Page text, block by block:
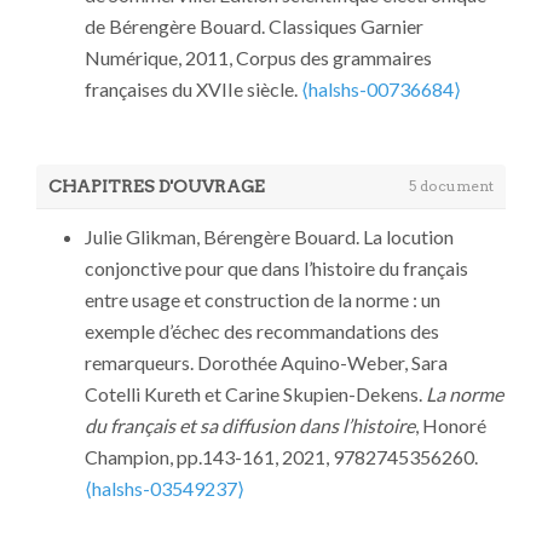
L'information
grammaticale
, 2008, Les locutions
prépositionnelles en sous, 117, pp.3-8.
⟨10.3406/igram.2008.3955⟩
19ème siècles.journées d’étude du
Projet PARDI! "Particules
discursives : sens et corrélats
NANCY, France.⟨hal-01118126⟩
Bérengère Bouard. Relativité
historique des notions et des
terminologies grammaticales :
autour du complément (atelier).
Université du Maine – Journées
d’étude de didactique du français «
Enseigner la grammaire », Coltier
Danielle (CREM Université de
de Bérengère Bouard. Classiques Garnier
Numérique, 2011, Corpus des grammaires
françaises du XVIIe siècle. ⟨halshs-00736684⟩
CHAPITRES D'OUVRAGE 5 document
Julie Glikman, Bérengère Bouard. La locution
conjonctive pour que dans l’histoire du français
entre usage et construction de la norme : un
exemple d’échec des recommandations des
remarqueurs. Dorothée Aquino-Weber, Sara
Cotelli Kureth et Carine Skupien-Dekens. La norme
du français et sa diffusion dans l’histoire, Honoré
Champion, pp.143-161, 2021, 9782745356260.
⟨halshs-03549237⟩